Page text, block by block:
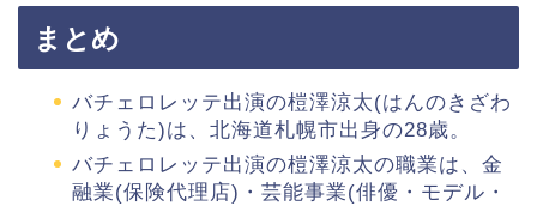
まとめ
バチェロレッテ出演の榿澤涼太(はんのきざわ
りょうた)は、北海道札幌市出身の28歳。
バチェロレッテ出演の榿澤涼太の職業は、金
融業(保険代理店)・芸能事業(俳優・モデル・